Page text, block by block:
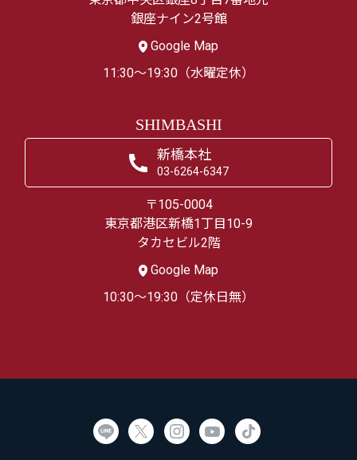
銀座ナイン2号館
Google Map
11:30～19:30（水曜定休）
SHIMBASHI
新橋本社
03-6264-6347
〒105-0004
東京都港区新橋1丁目10-9
タカセビル2階
Google Map
10:30～19:30（定休日無）